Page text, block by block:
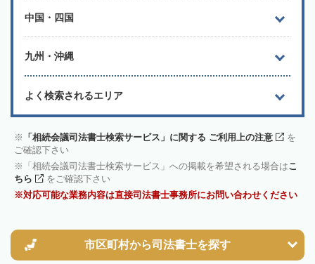
中国・四国
九州・沖縄
よく検索されるエリア
「相続会議司法書士検索サービス」に関する ご利用上の注意
を
ご確認下さい
「相続会議司法書士検索サービス」への掲載を希望される場合はこ
ちら
をご確認下さい
対応可能な業務内容は直接司法書士事務所にお問い合わせください
市区町村から司法書士を探す